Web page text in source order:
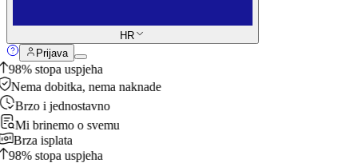
HR
Prijava
98% stopa uspjeha
Nema dobitka, nema naknade
Brzo i jednostavno
Mi brinemo o svemu
Brza isplata
98% stopa uspjeha